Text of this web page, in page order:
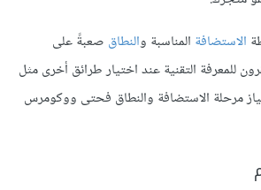
الاستضافة المناسبة والنطاق صعبةً على
للمعرفة التقنية عند اختيار طرائق أخرى مثل
مرحلة الاستضافة والنطاق فحتى ووكومرس